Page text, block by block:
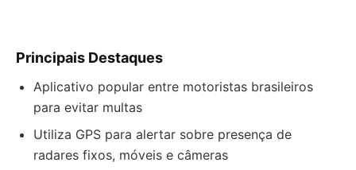
Principais Destaques
Aplicativo popular entre motoristas brasileiros
para evitar multas
Utiliza GPS para alertar sobre presença de
radares fixos, móveis e câmeras